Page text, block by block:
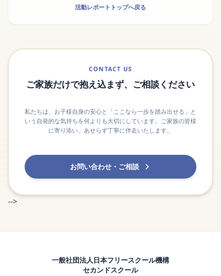
活動レポートトップへ戻る
CONTACT US
ご家族だけで抱え込まず、ご相談ください
私たちは、お子様自身の安心と「ここなら一歩を踏み出せる」と
いう自発的な気持ちを何よりも大切にしています。ご家族の皆様
に寄り添い、あせらず丁寧に伴走いたします。
お問い合わせ・ご相談
-->
一般社団法人日本フリースクール機構
セカンドスクール